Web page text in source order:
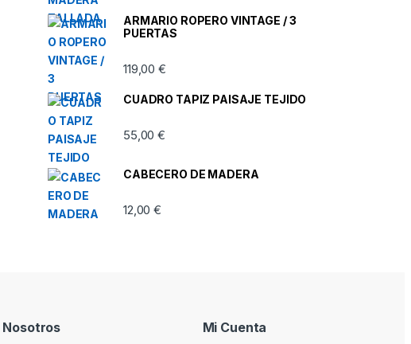
ARMARIO ROPERO VINTAGE / 3
PUERTAS
119,00€
CUADRO TAPIZ PAISAJE TEJIDO
55,00€
CABECERO DE MADERA
12,00€
Nosotros Mi Cuenta